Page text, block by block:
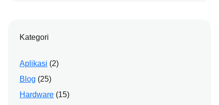
Kategori
Aplikasi (2)
Blog (25)
Hardware (15)